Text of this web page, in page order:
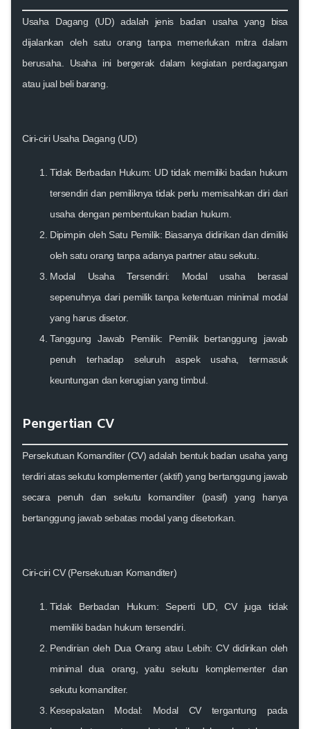
Usaha Dagang (UD) adalah jenis badan usaha yang bisa
dijalankan oleh satu orang tanpa memerlukan mitra dalam
berusaha. Usaha ini bergerak dalam kegiatan perdagangan
atau jual beli barang.
Ciri-ciri Usaha Dagang (UD)
Tidak Berbadan Hukum: UD tidak memiliki badan hukum
tersendiri dan pemiliknya tidak perlu memisahkan diri dari
usaha dengan pembentukan badan hukum.
Dipimpin oleh Satu Pemilik: Biasanya didirikan dan dimiliki
oleh satu orang tanpa adanya partner atau sekutu.
Modal Usaha Tersendiri: Modal usaha berasal
sepenuhnya dari pemilik tanpa ketentuan minimal modal
yang harus disetor.
Tanggung Jawab Pemilik: Pemilik bertanggung jawab
penuh terhadap seluruh aspek usaha, termasuk
keuntungan dan kerugian yang timbul.
Pengertian CV
Persekutuan Komanditer (CV) adalah bentuk badan usaha yang
terdiri atas sekutu komplementer (aktif) yang bertanggung jawab
secara penuh dan sekutu komanditer (pasif) yang hanya
bertanggung jawab sebatas modal yang disetorkan.
Ciri-ciri CV (Persekutuan Komanditer)
Tidak Berbadan Hukum: Seperti UD, CV juga tidak
memiliki badan hukum tersendiri.
Pendirian oleh Dua Orang atau Lebih: CV didirikan oleh
minimal dua orang, yaitu sekutu komplementer dan
sekutu komanditer.
Kesepakatan Modal: Modal CV tergantung pada